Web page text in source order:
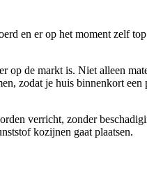
en er op het moment zelf
op de markt is. Niet alleen
zodat je huis binnenkort een
verricht, zonder
kozijnen gaat plaatsen.